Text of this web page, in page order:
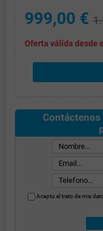
999,00 €
Oferta válida desde
Acepto el trato de mis